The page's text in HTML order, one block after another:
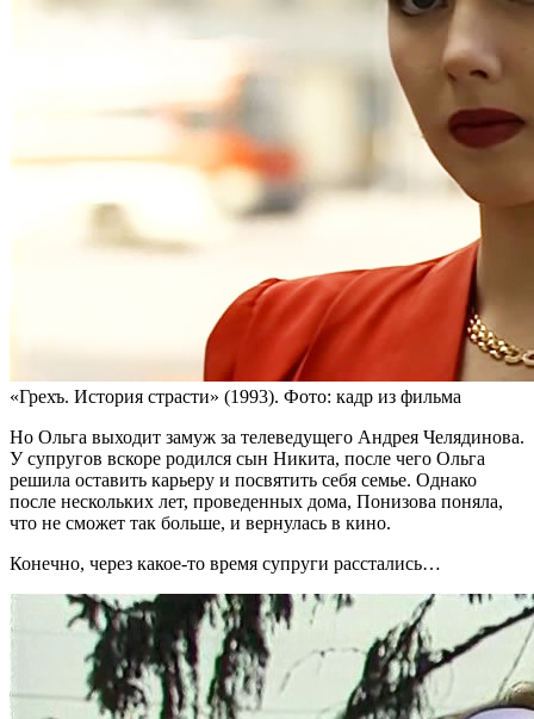
«Грехъ. История страсти» (1993). Фото: кадр из фильма
Но Ольга выходит замуж за телеведущего Андрея Челядинова.
У супругов вскоре родился сын Никита, после чего Ольга
решила оставить карьеру и посвятить себя семье. Однако
после нескольких лет, проведенных дома, Понизова поняла,
что не сможет так больше, и вернулась в кино.
Конечно, через какое-то время супруги расстались…